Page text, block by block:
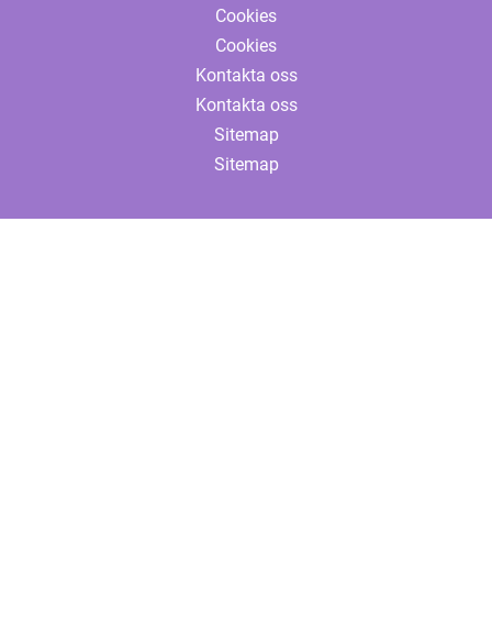
Cookies
Cookies
Kontakta oss
Kontakta oss
Sitemap
Sitemap